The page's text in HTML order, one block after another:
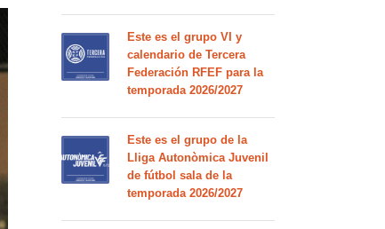
Este es el grupo VI y
calendario de Tercera
Federación RFEF para la
temporada 2026/2027
Este es el grupo de la
Lliga Autonòmica Juvenil
de fútbol sala de la
temporada 2026/2027